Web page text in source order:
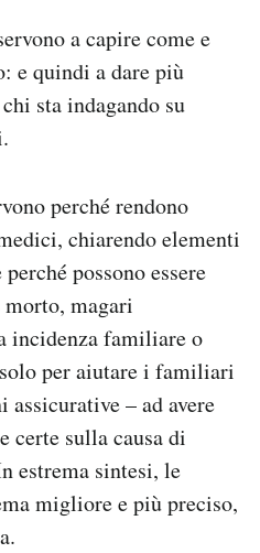
a capire come e
e quindi a dare più
sta indagando su
perché rendono
chiarendo elementi
possono essere
magari
incidenza familiare o
per aiutare i familiari
assicurative – ad avere
certe sulla causa di
estrema sintesi, le
migliore e più preciso,